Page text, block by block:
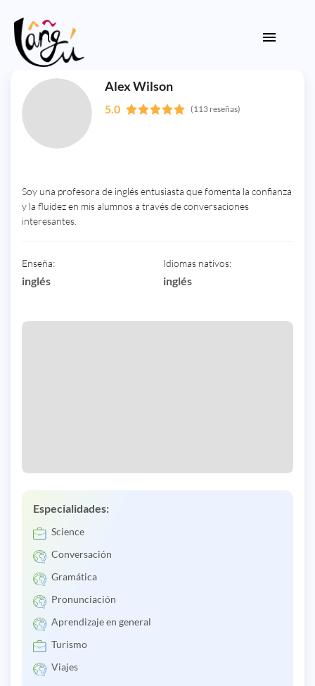
Alex Wilson
5.0 (113 reseñas)
Soy una profesora de inglés entusiasta que fomenta la confianza
y la fluidez en mis alumnos a través de conversaciones
interesantes.
Enseña:
inglés
Idiomas nativos:
inglés
Especialidades:
Science
Conversación
Gramática
Pronunciación
Aprendizaje en general
Turismo
Viajes